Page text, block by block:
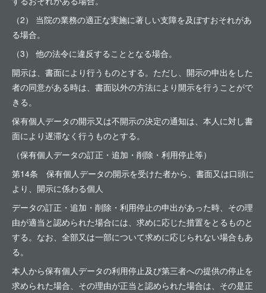
（2） 当院の業務の適正な実施に著しい支障を及ぼすおそれがあ
る場合。
（3） 他の法令に違反することとなる場合。
開示は、書面により行うものとする。ただし、開示の申出をした
者の同意がある時は、書面以外の方法により開示を行うことがで
きる。
保有個人データの開示又は不開示の決定の通知は、本人に対し書
面により遅滞なく行うものとする。
（保有個人データの訂正・追加・削除・利用停止等）
第14条 保有個人データの開示を受けた者から、書面又は口頭に
より、開示に係わる個人
データの訂正・追加・削除・利用停止の申出があった時、その理
由が適当と認められた場合には、求めに応じた措置をとるものと
する。なお、全部又は一部について求めに応じられない場合もあ
る。
本人から保有個人データの利用停止及び第三者への提供の停止を
求められた場合、その理由が正当と認められた場合は、その是正